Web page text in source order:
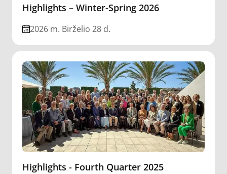
Highlights – Winter-Spring 2026
2026 m. Birželio 28 d.
Highlights - Fourth Quarter 2025